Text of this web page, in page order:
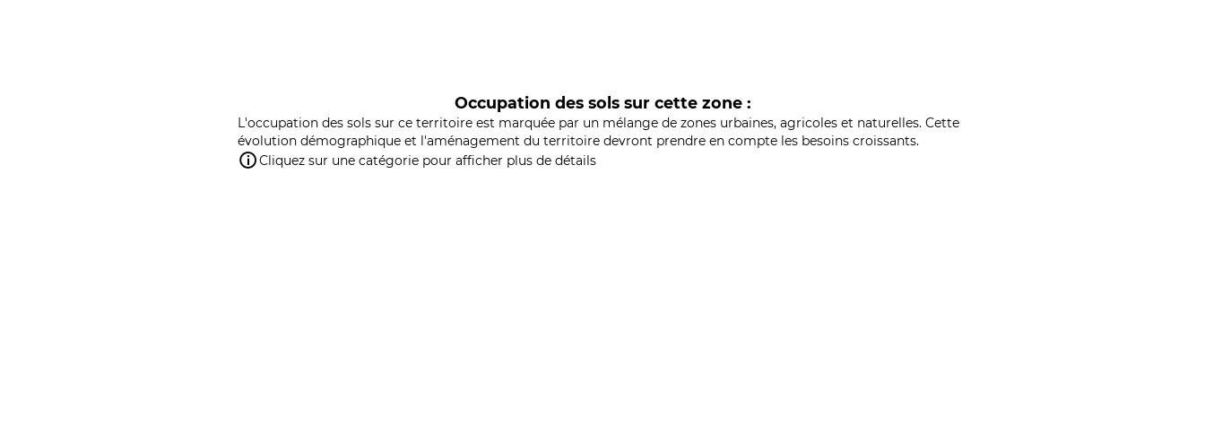
Occupation des sols sur cette zone :
L'occupation des sols sur ce territoire est marquée par un mélange de zones urbaines, agricoles et naturelles. Cette
évolution démographique et l'aménagement du territoire devront prendre en compte les besoins croissants.
Cliquez sur une catégorie pour afficher plus de détails